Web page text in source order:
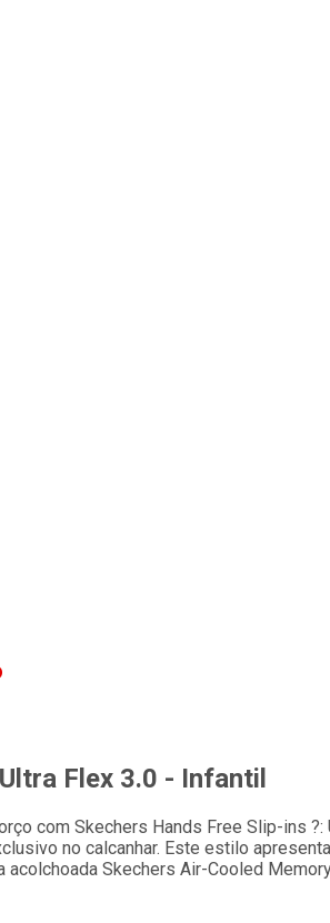
Flex 3.0 - Infantil
com Skechers Hands Free Slip-ins ?:
no calcanhar. Este estilo
Skechers Air-Cooled